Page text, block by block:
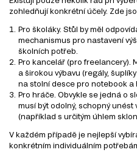
zohledňují konkrétní účely. Zde
Pro školáky. Stůl by měl
mechanismus pro nastavení
školních potřeb.
Pro kancelář (pro freelancery).
a širokou výbavu (regály,
na stolní desce pro notebook a
Pro hráče. Obvykle se jedná o
musí být odolný, schopný
(například s určitým úhlem
V každém případě je nejlepší
konkrétním individuálním